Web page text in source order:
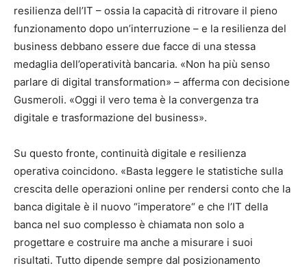
resilienza dell’IT – ossia la capacità di ritrovare il pieno
funzionamento dopo un’interruzione – e la resilienza del
business debbano essere due facce di una stessa
medaglia dell’operatività bancaria. «Non ha più senso
parlare di digital transformation» – afferma con decisione
Gusmeroli. «Oggi il vero tema è la convergenza tra
digitale e trasformazione del business».
Su questo fronte, continuità digitale e resilienza
operativa coincidono. «Basta leggere le statistiche sulla
crescita delle operazioni online per rendersi conto che la
banca digitale è il nuovo “imperatore“ e che l’IT della
banca nel suo complesso è chiamata non solo a
progettare e costruire ma anche a misurare i suoi
risultati. Tutto dipende sempre dal posizionamento